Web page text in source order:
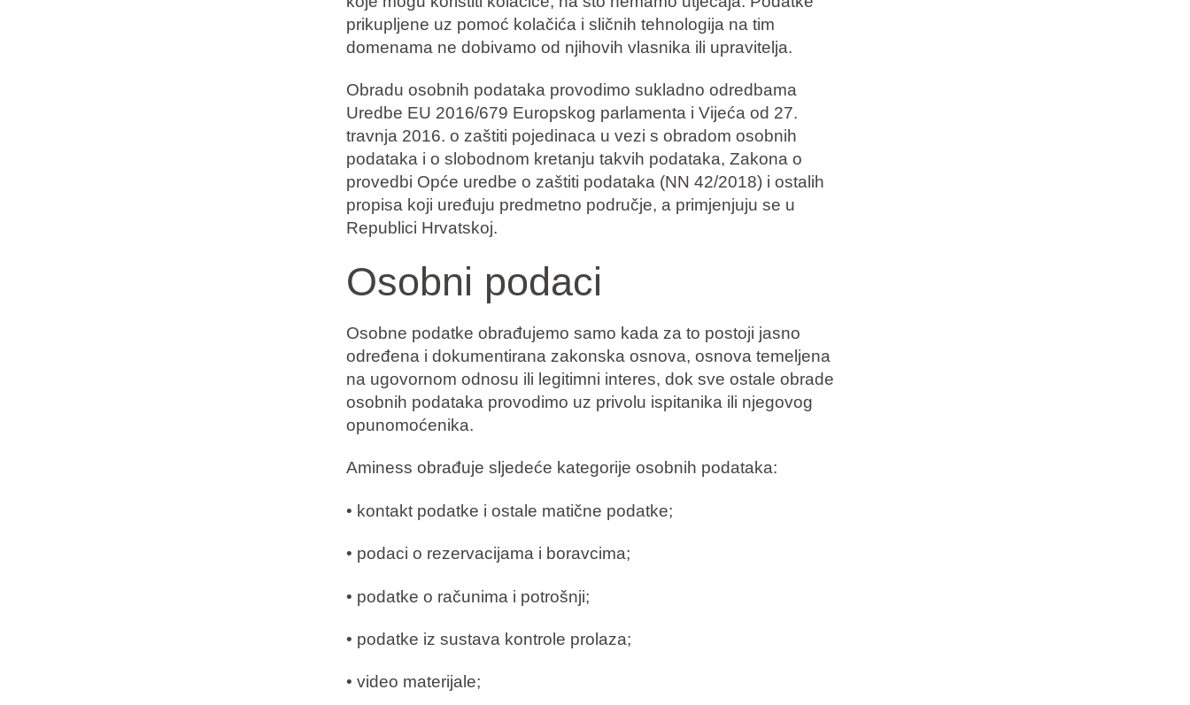
prikupljene uz pomoć kolačića i sličnih tehnologija na tim
domenama ne dobivamo od njihovih vlasnika ili upravitelja.
Obradu osobnih podataka provodimo sukladno odredbama
Uredbe EU 2016/679 Europskog parlamenta i Vijeća od 27.
travnja 2016. o zaštiti pojedinaca u vezi s obradom osobnih
podataka i o slobodnom kretanju takvih podataka, Zakona o
provedbi Opće uredbe o zaštiti podataka (NN 42/2018) i ostalih
propisa koji uređuju predmetno područje, a primjenjuju se u
Republici Hrvatskoj.
Osobni podaci
Osobne podatke obrađujemo samo kada za to postoji jasno
određena i dokumentirana zakonska osnova, osnova temeljena
na ugovornom odnosu ili legitimni interes, dok sve ostale obrade
osobnih podataka provodimo uz privolu ispitanika ili njegovog
opunomoćenika.
Aminess obrađuje sljedeće kategorije osobnih podataka:
• kontakt podatke i ostale matične podatke;
• podaci o rezervacijama i boravcima;
• podatke o računima i potrošnji;
• podatke iz sustava kontrole prolaza;
• video materijale;